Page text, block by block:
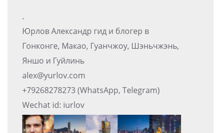
.
Юрлов Александр гид и блогер в
Гонконге, Макао, Гуанчжоу, Шэньчжэнь,
Яншо и Гуйлинь
alex@yurlov.com
+79268278273 (WhatsApp, Telegram)
Wechat id: iurlov